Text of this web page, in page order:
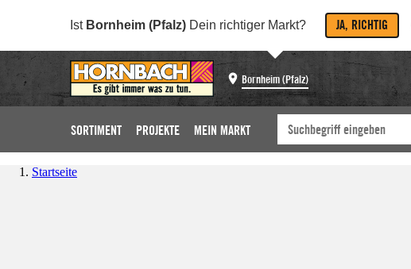
Ist Bornheim (Pfalz) Dein richtiger Markt? JA, RICHTIG
Bornheim (Pfalz)
SORTIMENT PROJEKTE MEIN MARKT
Startseite